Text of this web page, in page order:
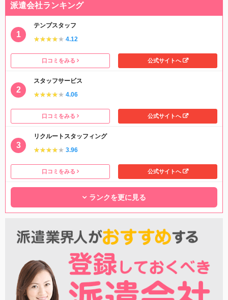
派遣会社ランキング
テンプスタッフ
★★★★★
★★★★★ 4.12
口コミをみる 公式サイトへ
スタッフサービス
★★★★★
★★★★★ 4.06
口コミをみる 公式サイトへ
リクルートスタッフィング
★★★★★
★★★★★ 3.96
口コミをみる 公式サイトへ
ランクを更に見る